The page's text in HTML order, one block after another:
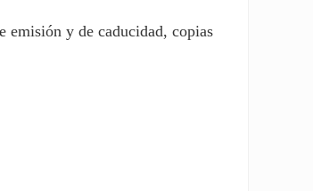
emisión y de caducidad, copias